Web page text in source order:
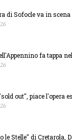
Musei
di Sofocle va in scena
fa tappa
out", piace l'opera
le Stelle" di Cretarola,